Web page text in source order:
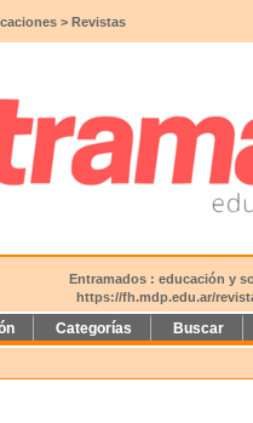
> Revistas
Entramados : educación y
https://fh.mdp.edu.ar/
Categorías Buscar